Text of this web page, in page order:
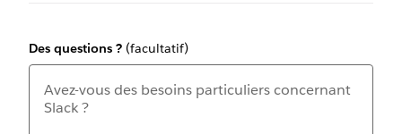
Des questions ? (facultatif)